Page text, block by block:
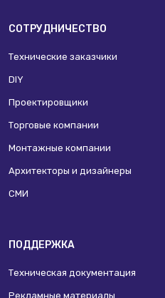
СОТРУДНИЧЕСТВО
Технические заказчики
DIY
Проектировщики
Торговые компании
Монтажные компании
Архитекторы и дизайнеры
СМИ
ПОДДЕРЖКА
Техническая документация
Рекламные материалы